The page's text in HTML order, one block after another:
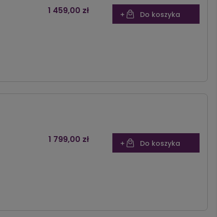
1 459,00 zł Do koszyka
1 799,00 zł Do koszyka